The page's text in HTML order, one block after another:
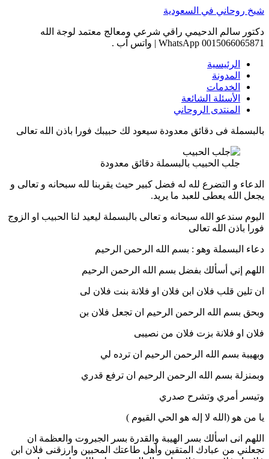
Skip
content
شيخ روحاني في السعودية
دكتور سالم الدحيمي راقي شرعي ومعالج معتمد لوجة الله
0015066065871 WhatsApp | واتس آب .
الرئيسية
المدونة
الخدمات
الأسئلة الشائعة
المنتدى الروحاني
بالبسملة فى دقائق معدودة سيعود لك حبيبك فورا باذن الله تعالى
جلب الحبيب بالبسملة دقائق معدودة
الدعاء و التضرع لله له فضل كبير حيث يقربنا لله سبحانه و تعالى و
يجعل الله يعطى للعبد ما يريد.
اليوم سندعو الله سبحانه و تعالى بالبسملة ليعيد لنا الحبيب او الزوج
فورا باذن الله تعالى
دعاء البسملة وهو : بسم الله الرحمن الرحيم
اللهم إني أسألك بفضل بسم الله الرحمن الرحيم
ان تلين قلب فلان ابن فلان او فلانة بنت فلان لى
وبحق بسم الله الرحمن الرحيم ان تجعل فلان بن
فلان او فلانة بزت فلان من نصيبى
وبهيبة بسم الله الرحمن الرحيم ان ترده لي
وبمنزلة بسم الله الرحمن الرحيم ان ترفع قدري
وتيسر أمري وتشرح صدري
يا من هو (الله لا إله هو الحي القيوم )
اللهم انى اسألك بسر الهيبة والقدرة بسر الجبروت والعظمة ان
تجعلني من عبادك المتقين وأهل طاعتك المحبين وارزقنى فلان ابن